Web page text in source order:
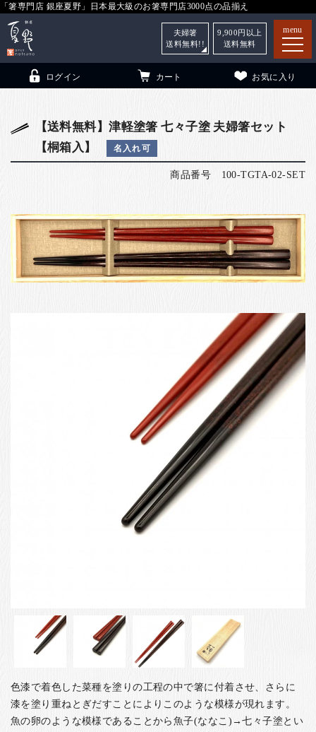
「箸専門店 銀座夏野」日本最大級のお箸専門店3000点の品揃え
menu
箸（贈答用・自宅用）
銀座夏野・箸長について
こども和食器 小夏について
ご利用ガイド
ログイン カート お気に入り
夫婦箸
送料無料!!
9,900 円以上
送料無料
【送料無料】津軽塗箸 七々子塗 夫婦箸セット
【桐箱入】
名入れ可
商品番号 100-TGTA-02-SET
色漆で着色した菜種を塗りの工程の中で箸に付着させ、さらに
漆を塗り重ねとぎだすことによりこのような模様が現れます。
魚の卵のような模様であることから魚子(ななこ)→七々子塗とい